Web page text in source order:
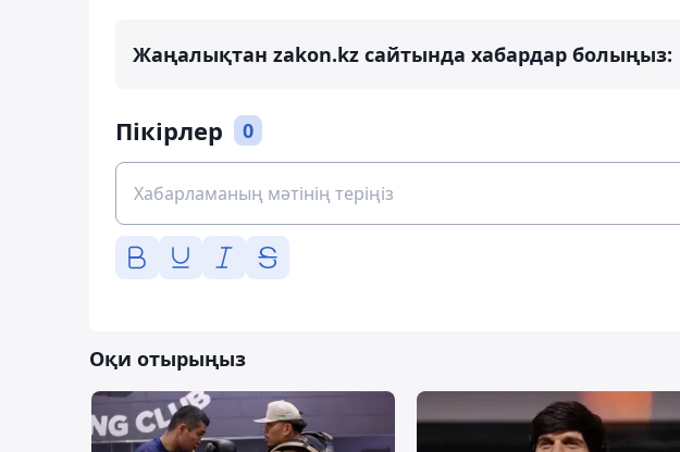
Жаңалықтан zakon.kz сайтында хабардар болыңыз:
Пікірлер 0
Оқи отырыңыз